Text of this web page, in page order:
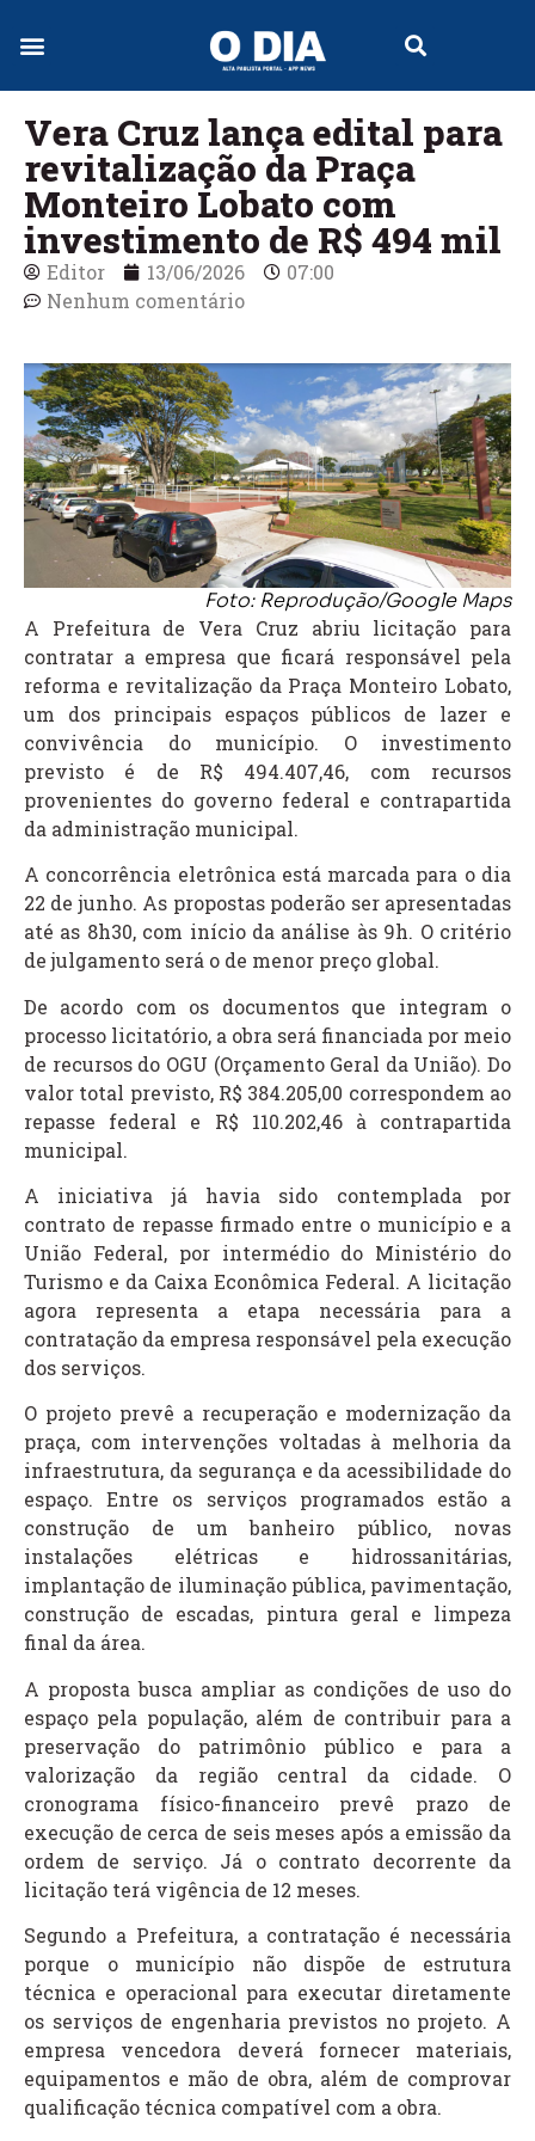
Vera Cruz lança edital para
revitalização da Praça
Monteiro Lobato com
investimento de R$ 494 mil
Editor 13/06/2026
07:00
Nenhum comentário
Foto: Reprodução/Google Maps
A Prefeitura de Vera Cruz abriu licitação para
contratar a empresa que ficará responsável pela
reforma e revitalização da Praça Monteiro Lobato,
um dos principais espaços públicos de lazer e
convivência do município. O investimento
previsto é de R$ 494.407,46, com recursos
provenientes do governo federal e contrapartida
da administração municipal.
A concorrência eletrônica está marcada para o dia
22 de junho. As propostas poderão ser apresentadas
até as 8h30, com início da análise às 9h. O critério
de julgamento será o de menor preço global.
De acordo com os documentos que integram o
processo licitatório, a obra será financiada por meio
de recursos do OGU (Orçamento Geral da União). Do
valor total previsto, R$ 384.205,00 correspondem ao
repasse federal e R$ 110.202,46 à contrapartida
municipal.
A iniciativa já havia sido contemplada por
contrato de repasse firmado entre o município e a
União Federal, por intermédio do Ministério do
Turismo e da Caixa Econômica Federal. A licitação
agora representa a etapa necessária para a
contratação da empresa responsável pela execução
dos serviços.
O projeto prevê a recuperação e modernização da
praça, com intervenções voltadas à melhoria da
infraestrutura, da segurança e da acessibilidade do
espaço. Entre os serviços programados estão a
construção de um banheiro público, novas
instalações elétricas e hidrossanitárias,
implantação de iluminação pública, pavimentação,
construção de escadas, pintura geral e limpeza
final da área.
A proposta busca ampliar as condições de uso do
espaço pela população, além de contribuir para a
preservação do patrimônio público e para a
valorização da região central da cidade. O
cronograma físico-financeiro prevê prazo de
execução de cerca de seis meses após a emissão da
ordem de serviço. Já o contrato decorrente da
licitação terá vigência de 12 meses.
Segundo a Prefeitura, a contratação é necessária
porque o município não dispõe de estrutura
técnica e operacional para executar diretamente
os serviços de engenharia previstos no projeto. A
empresa vencedora deverá fornecer materiais,
equipamentos e mão de obra, além de comprovar
qualificação técnica compatível com a obra.